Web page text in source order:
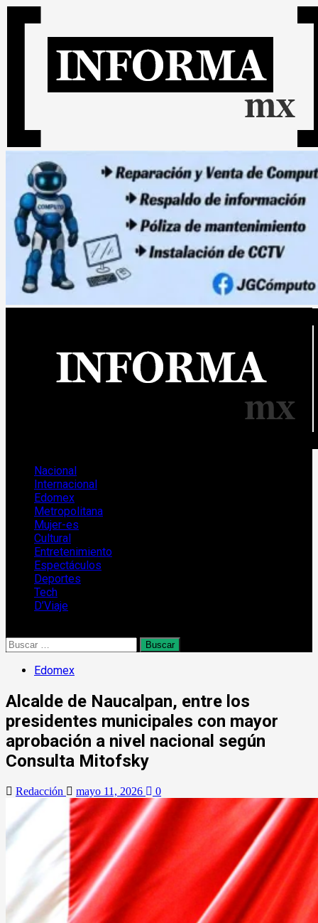
Nacional
Internacional
Edomex
Metropolitana
Mujer-es
Cultural
Entretenimiento
Espectáculos
Deportes
Tech
D’Viaje
Edomex
Alcalde de Naucalpan, entre los
presidentes municipales con mayor
aprobación a nivel nacional según
Consulta Mitofsky
Redacción mayo 11, 2026 0